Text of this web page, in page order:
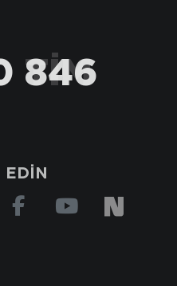
TİM
EDİN